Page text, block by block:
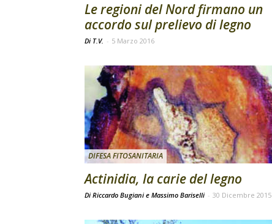
Le regioni del Nord firmano un
accordo sul prelievo di legno
Di T.V. - 5 Marzo 2016
DIFESA FITOSANITARIA
Actinidia, la carie del legno
Di Riccardo Bugiani e Massimo Bariselli - 30 Dicembre 2015